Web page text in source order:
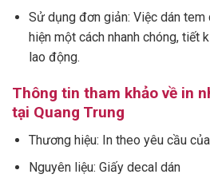
Sử dụng đơn giản: Việc dán
hiện một cách nhanh chóng, tiết
lao động.
Thông tin tham khảo về in
tại Quang Trung
Thương hiệu: In theo yêu cầu
Nguyên liệu: Giấy decal dán